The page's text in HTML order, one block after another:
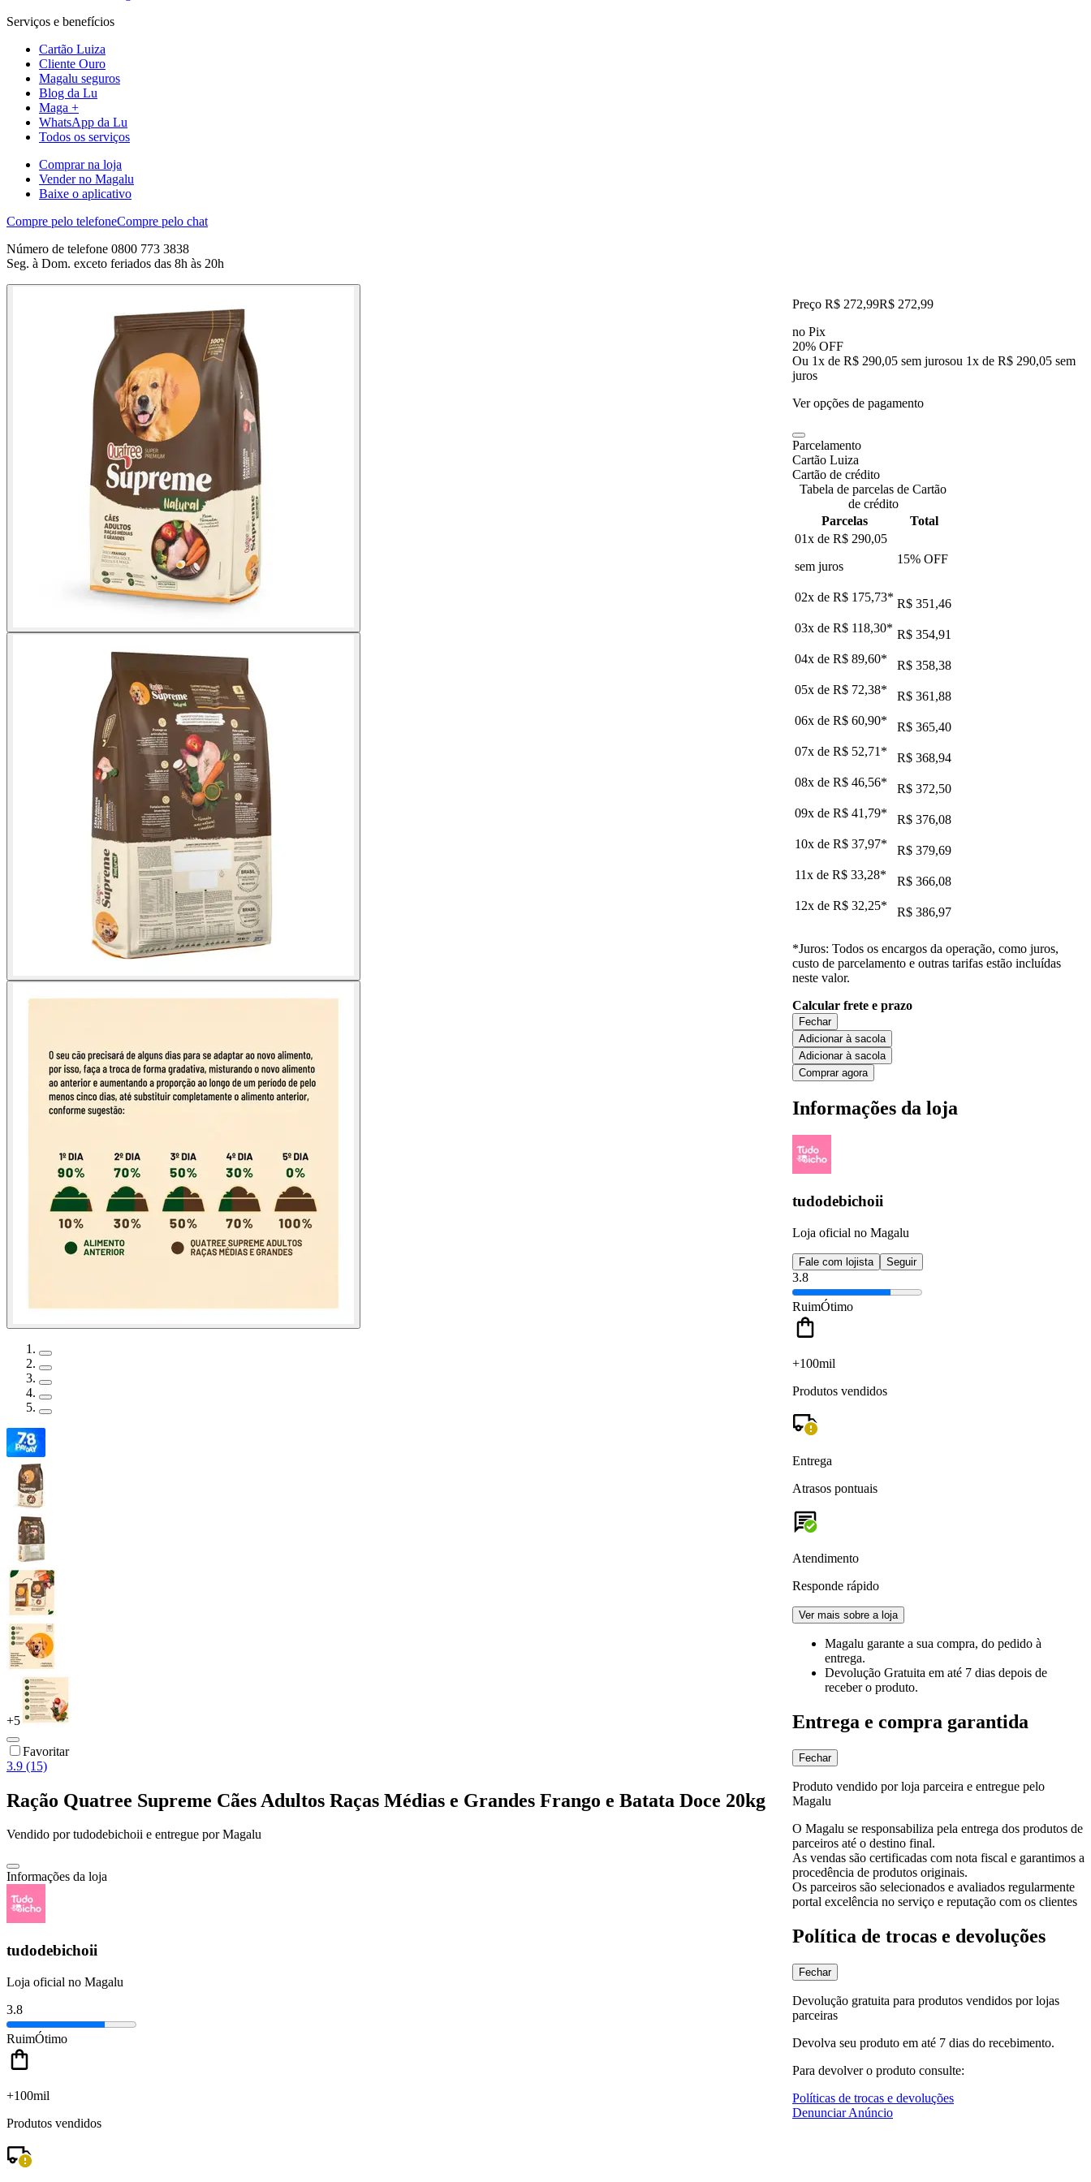
Serviços e benefícios
Cartão Luiza
Cliente Ouro
Magalu seguros
Blog da Lu
Maga +
WhatsApp da Lu
Todos os serviços
Comprar na loja
Vender no Magalu
Baixe o aplicativo
Compre pelo telefoneCompre pelo chat
Número de telefone 0800 773 3838
Seg. à Dom. exceto feriados das 8h às 20h
+5
Favoritar
3.9 (15)
Ração Quatree Supreme Cães Adultos Raças Médias e Grandes Frango e Batata Doce 20kg
Vendido portudodebichoii e entregue por Magalu
Informações da loja
tudodebichoii
Loja oficial no Magalu
3.8
RuimÓtimo
+100mil
Produtos vendidos
Preço R$ 272,99R$ 272,99
no Pix
20% OFF
Ou 1x de R$ 290,05 sem jurosou 1x de R$ 290,05 sem
juros
Ver opções de pagamento
Parcelamento
Cartão Luiza
Cartão de crédito
Tabela de parcelas de Cartão
de crédito
Parcelas
Total
01x de R$ 290,05
sem juros
15% OFF
02x de R$ 175,73* R$ 351,46
03x de R$ 118,30* R$ 354,91
04x de R$ 89,60*
R$ 358,38
05x de R$ 72,38*
R$ 361,88
06x de R$ 60,90*
R$ 365,40
07x de R$ 52,71 *
R$ 368,94
08x de R$ 46,56*
R$ 372,50
09x de R$ 41,79*
R$ 376,08
10x de R$ 37,97*
R$ 379,69
11x de R$ 33,28*
R$ 366,08
12x de R$ 32,25* R$ 386,97
*Juros: Todos os encargos da operação, como juros,
custo de parcelamento e outras tarifas estão incluídas
neste valor.
Calcular frete e prazo
Fechar
Adicionar à sacola
Adicionar à sacola
Comprar agora
Informações da loja
tudodebichoii
Loja oficial no Magalu
Fale com lojista Seguir
3.8
RuimÓtimo
+100mil
Produtos vendidos
Entrega
Atrasos pontuais
Atendimento
Responde rápido
Ver mais sobre a loja
Magalu garante a sua compra, do pedido à
entrega.
Devolução Gratuita em até 7 dias depois de
receber o produto.
Entrega e compra garantida
Fechar
Produto vendido por loja parceira e entregue pelo
Magalu
O Magalu se responsabiliza pela entrega dos produtos de
parceiros até o destino final.
As vendas são certificadas com nota fiscal e garantimos a
procedência de produtos originais.
Os parceiros são selecionados e avaliados regularmente
portal excelência no serviço e reputação com os clientes
Política de trocas e devoluções
Fechar
Devolução gratuita para produtos vendidos por lojas
parceiras
Devolva seu produto em até 7 dias do recebimento.
Para devolver o produto consulte:
Políticas de trocas e devoluções
Denunciar Anúncio